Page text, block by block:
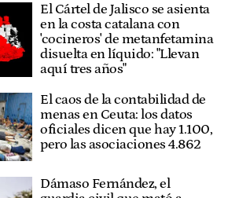
El Cártel de Jalisco se asienta
en la costa catalana con
'cocineros' de metanfetamina
disuelta en líquido: "Llevan
aquí tres años"
El caos de la contabilidad de
menas en Ceuta: los datos
oficiales dicen que hay 1.100,
pero las asociaciones 4.862
Dámaso Fernández, el